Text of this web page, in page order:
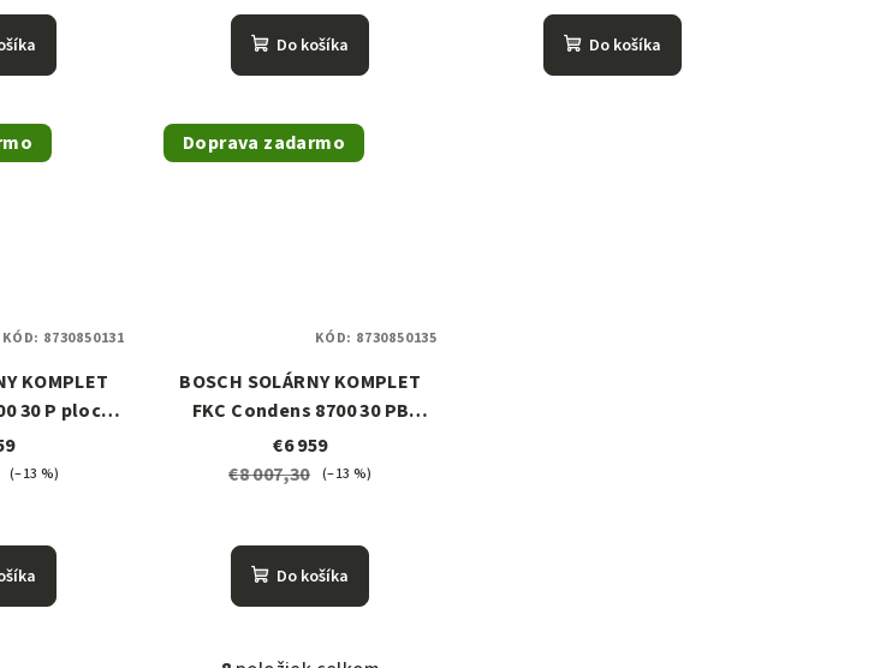
Do košíka Do košíka
KOMPLET
30 P plochá
(–13 %)
KÓD: 8730850131
Doprava zadarmo
BOSCH SOLÁRNY KOMPLET
FKC Condens 8700 30 PB
plochá strecha
€6 959
€8 007,30 (–13 %)
Do košíka
KÓD: 8730850135